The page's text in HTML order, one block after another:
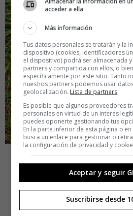
5.-Deja que
responda a
acceder a ella
Más información
Tus datos personales se tratarán y la
dispositivo (cookies, identificadores
el dispositivo) podrá ser almacenada
partners y compartida con ellos, o
específicamente por este sitio. Tanto
nuestros partners podemos usar
geolocalización. Lista de partners.
Es posible que algunos proveedores
personales en virtud de un interés
puedes oponerte gestionando tus
En la parte inferior de esta página o
busca un enlace para gestionar o
la configuración de privacidad y
Aceptar y seguir
Suscribirse desde